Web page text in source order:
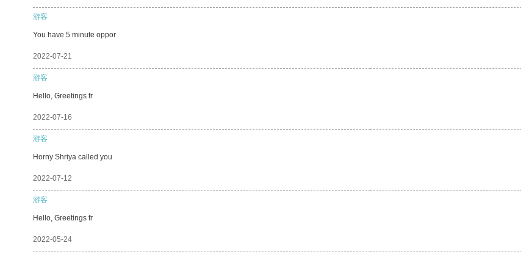
游客
You have 5 minute oppor
2022-07-21
游客
Hello, Greetings fr
2022-07-16
游客
Horny Shriya called you
2022-07-12
游客
Hello, Greetings fr
2022-05-24